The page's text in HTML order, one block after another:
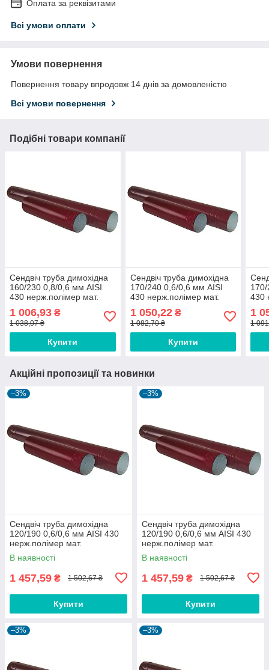
Оплата за реквізитами
Всі умови оплати
Умови повернення
Повернення товару впродовж 14 днів за домовленістю
Всі умови повернення
Подібні товари компанії
Сендвіч труба димохідна
160/230 0,8/0,6 мм AISI
430 нерж.полімер мат.
1 006,93 ₴
1 038,07 ₴
Купити
Сендвіч труба димохідна
170/240 0,6/0,6 мм AISI
430 нерж.полімер мат.
1 050,22₴
1 082,70 ₴
Купити
430
1
1
Акційні пропозиції та новинки
–3%
Сендвіч труба димохідна
120/190 0,6/0,6 мм AISI 430
нерж.полімер мат.
В наявності
1 457,59 ₴ 1 502,67 ₴
Купити
–3%
Сендвіч труба димохідна
120/190 0,6/0,6 мм AISI 430
нерж.полімер мат.
В наявності
1 457,59 ₴ 1 502,67 ₴
Купити
–3% –3%